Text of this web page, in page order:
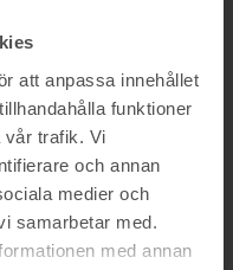
att anpassa innehållet
funktioner
vår trafik. Vi
och annan
medier och
samarbetar med.
med annan
verktyg
www.tovek.se,
augusti från kl.
0346-48770 för